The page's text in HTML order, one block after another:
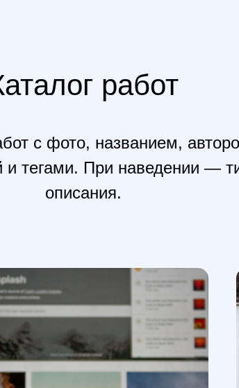
работ
с фото, названием,
и тегами. При наведении —
описания.